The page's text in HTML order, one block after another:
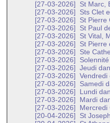
[27-03-2026]
St Marc,
[27-03-2026]
Sts Clet
[27-03-2026]
St Pierre
[27-03-2026]
St Paul
[27-03-2026]
St Vital,
[27-03-2026]
St Pierre
[27-03-2026]
Ste
[27-03-2026]
[27-03-2026]
Jeudi
[27-03-2026]
Vendredi
[27-03-2026]
Samedi
[27-03-2026]
Lundi
[27-03-2026]
Mardi
[27-03-2026]
Mercredi
[20-04-2026]
St